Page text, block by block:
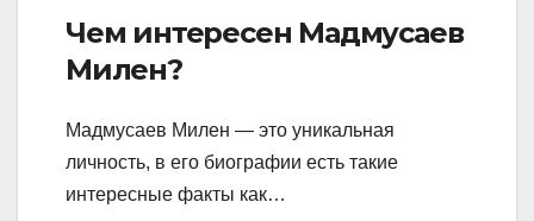
Чем интересен Мадмусаев
Милен?
Мадмусаев Милен — это уникальная
личность, в его биографии есть такие
интересные факты как…